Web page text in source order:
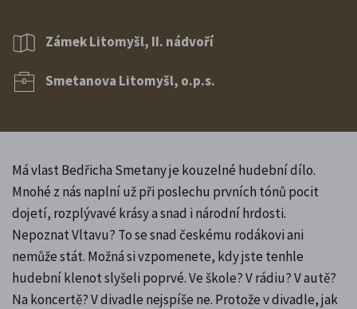
Zámek Litomyšl, II. nádvoří
Smetanova Litomyšl, o.p.s.
Má vlast Bedřicha Smetany je kouzelné hudební dílo.
Mnohé z nás naplní už při poslechu prvních tónů pocit
dojetí, rozplývavé krásy a snad i národní hrdosti.
Nepoznat Vltavu? To se snad českému rodákovi ani
nemůže stát. Možná si vzpomenete, kdy jste tenhle
hudební klenot slyšeli poprvé. Ve škole? V rádiu? V autě?
Na koncertě? V divadle nejspíše ne. Protože v divadle, jak